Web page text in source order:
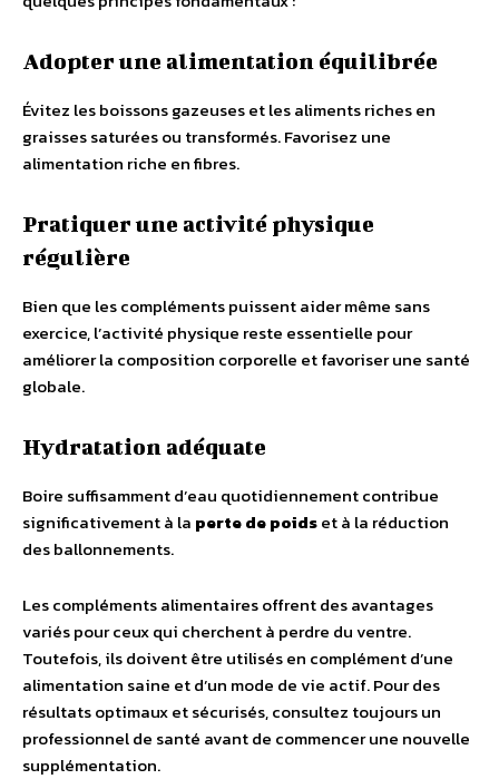
Adopter une alimentation équilibrée
Évitez les boissons gazeuses et les aliments riches en
graisses saturées ou transformés. Favorisez une
alimentation riche en fibres.
Pratiquer une activité physique
régulière
Bien que les compléments puissent aider même sans
exercice, l’activité physique reste essentielle pour
améliorer la composition corporelle et favoriser une santé
globale.
Hydratation adéquate
Boire suffisamment d’eau quotidiennement contribue
significativement à la perte de poidset à la réduction
des ballonnements.
Les compléments alimentaires offrent des avantages
variés pour ceux qui cherchent à perdre du ventre.
Toutefois, ils doivent être utilisés en complément d’une
alimentation saine et d’un mode de vie actif. Pour des
résultats optimaux et sécurisés, consultez toujours un
professionnel de santé avant de commencer une nouvelle
supplémentation.